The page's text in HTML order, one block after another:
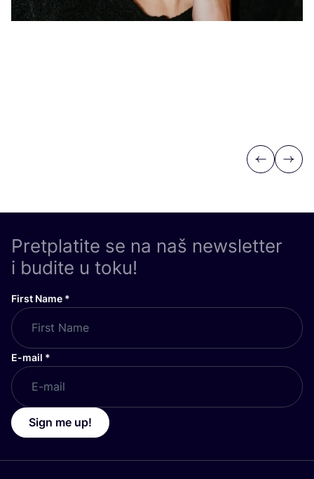
Previous
Next
Pretplatite se na naš newsletter
i budite u toku!
First Name *
E-mail *
Sign me up!